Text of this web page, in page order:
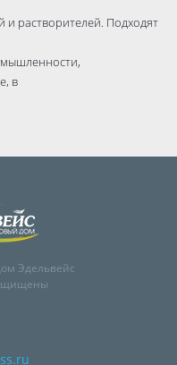
и растворителей. Подходят
в
среде
излучению
Эдельвейс